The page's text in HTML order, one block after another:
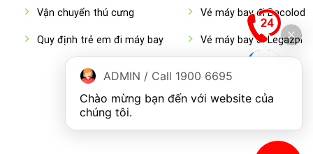
Vận chuyển thú cưng
Quy định trẻ em đi máy bay
Vé máy bay đi Bacolod
Vé máy bay đi Legazpi
ADMIN / Call 1900 6695
Chào mừng bạn đến với website của
chúng tôi.